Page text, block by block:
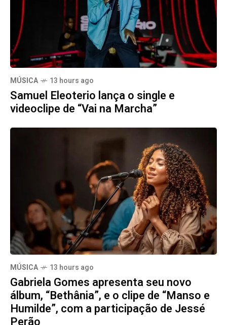
MÚSICA 13 hours ago
Samuel Eleoterio lança o single e
videoclipe de “Vai na Marcha”
MÚSICA 13 hours ago
Gabriela Gomes apresenta seu novo
álbum, “Bethânia”, e o clipe de “Manso e
Humilde”, com a participação de Jessé